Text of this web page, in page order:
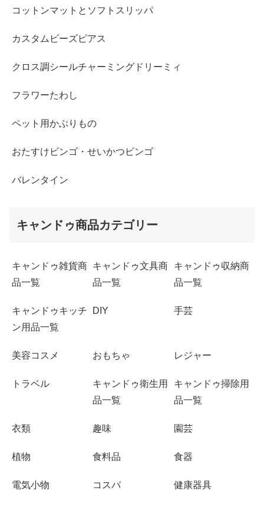
コットンマットとソフトスリッパ
カスタムビーズピアス
クロス調シールチャーミングドリーミィ
フラワーたわし
ペット用かぶりもの
おたすけビンゴ・せいかつビンゴ
バレンタイン
キャンドゥ商品カテゴリー
キャンドゥ雑貨商
品一覧
キャンドゥ文具商
品一覧
キャンドゥ収納商
品一覧
キャンドゥキッチ
ン用品一覧
DIY 手芸
美容コスメ おもちゃ レジャー
トラベル
キャンドゥ衛生用
品一覧
キャンドゥ掃除用
品一覧
衣類 趣味 園芸
植物 食料品 食器
電気小物 コスパ 健康器具